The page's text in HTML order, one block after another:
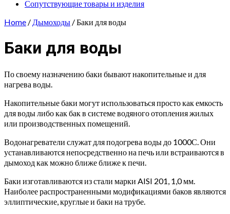
Сопутствующие товары и изделия
Home / Дымоходы / Баки для воды
Баки для воды
По своему назначению баки бывают накопительные и для
нагрева воды.
Накопительные баки могут использоваться просто как емкость
для воды либо как бак в системе водяного отопления жилых
или производственных помещений.
Водонагреватели служат для подогрева воды до 1000С. Они
устанавливаются непосредственно на печь или встраиваются в
дымоход как можно ближе ближе к печи.
Баки изготавливаются из стали марки AISI 201, 1,0 мм.
Наиболее распространенными модификациями баков являются
эллиптические, круглые и баки на трубе.